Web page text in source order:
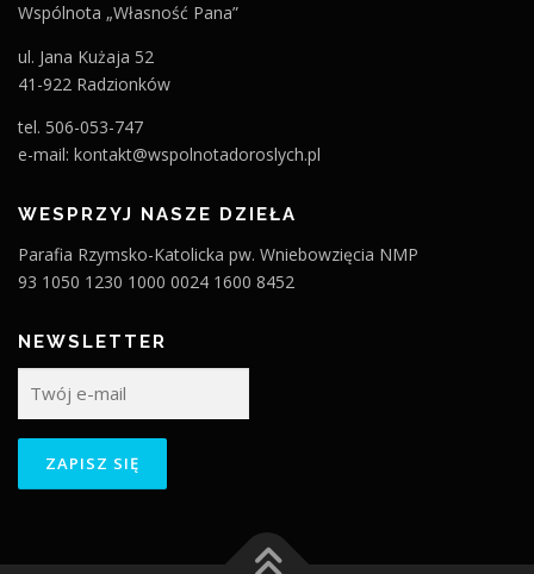
Wspólnota „Własność Pana”
ul. Jana Kużaja 52
41-922 Radzionków
tel. 506-053-747
e-mail: kontakt@wspolnotadoroslych.pl
WESPRZYJ NASZE DZIEŁA
Parafia Rzymsko-Katolicka pw. Wniebowzięcia NMP
93 1050 1230 1000 0024 1600 8452
NEWSLETTER